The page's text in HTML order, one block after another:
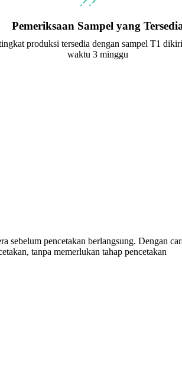
Pemeriksaan Sampel yang
produksi tersedia dengan sampel T1
waktu 3 minggu
sebelum pencetakan berlangsung. Dengan
tanpa memerlukan tahap pencetakan